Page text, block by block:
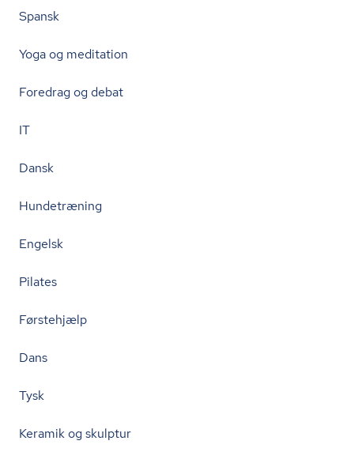
Spansk
Yoga og meditation
Foredrag og debat
IT
Dansk
Hundetræning
Engelsk
Pilates
Førstehjælp
Dans
Tysk
Keramik og skulptur